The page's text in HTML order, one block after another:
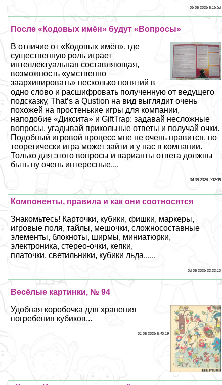
06 08 2026 8:16:53
После «Кодовых имён» будут «Вопросы»
В отличие от «Кодовых имён», где
существенную роль играет
интеллектуальная составляющая,
возможность «умственно
заархивировать» несколько понятий в
одно слово и расшифровать полученную от ведущего
подсказку, That’s a Qustion на вид выглядит очень
похожей на простенькие игры для компании,
наподобие «Диксита» и GiftTrap: задавай несложные
вопросы, угадывай прикольные ответы и получай очки.
Подобный игровой процесс мне не очень нравится, но
теоретически игра может зайти и у нас в компании.
Только для этого вопросы и варианты ответа должны
быть ну очень интересные....
04 08 2026 1:32:35
Компоненты, правила и как они соотносятся
Знакомьтесь! Карточки, кубики, фишки, маркеры,
игровые поля, тайлы, мешочки, сложносоставные
элементы, блокноты, ширмы, миниатюрки,
электроника, стерео-очки, кепки,
платочки, светильники, кубики льда......
03 08 2026 22:22:10
Весёлые картинки, № 94
Удобная коробочка для хранения
погребения кубиков...
01 08 2026 8:40:19